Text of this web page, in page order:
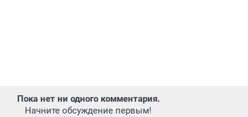
Пока нет ни одного комментария.
Начните обсуждение первым!